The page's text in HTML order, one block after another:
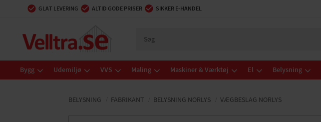
GLAT LEVERING ALTID GODE PRISER SIKKER E-HANDEL
Bygg Udemiljø VVS Maling Maskiner & Værktøj El Belysning
BELYSNING FABRIKANT BELYSNING NORLYS VÆGBESLAG NORLYS